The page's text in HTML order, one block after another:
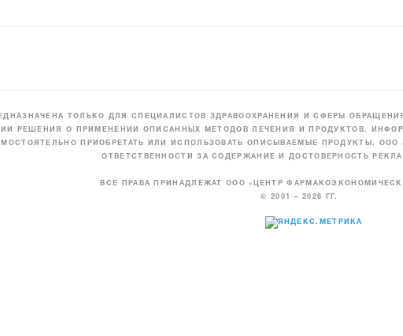
ТОЛЬКО ДЛЯ СПЕЦИАЛИСТОВ ЗДРАВООХРАНЕНИЯ И СФЕРЫ
РЕШЕНИЯ О ПРИМЕНЕНИИ ОПИСАННЫХ МЕТОДОВ ЛЕЧЕНИЯ И ПРОДУКТОВ.
ПРИОБРЕТАТЬ ИЛИ ИСПОЛЬЗОВАТЬ ОПИСЫВАЕМЫЕ ПРОДУКТЫ.
ОТВЕТСТВЕННОСТИ ЗА СОДЕРЖАНИЕ И ДОСТОВЕРНОСТЬ
ВСЕ ПРАВА ПРИНАДЛЕЖАТ ООО «ЦЕНТР
© 2001 – 2026 ГГ.